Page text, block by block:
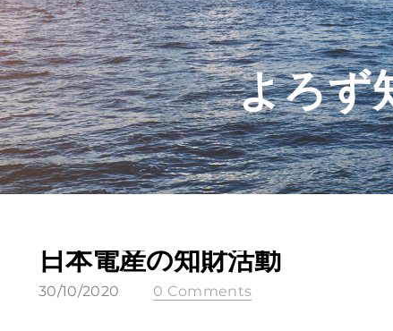
よろず
日本電産の知財活動
30/10/2020 0 Comments